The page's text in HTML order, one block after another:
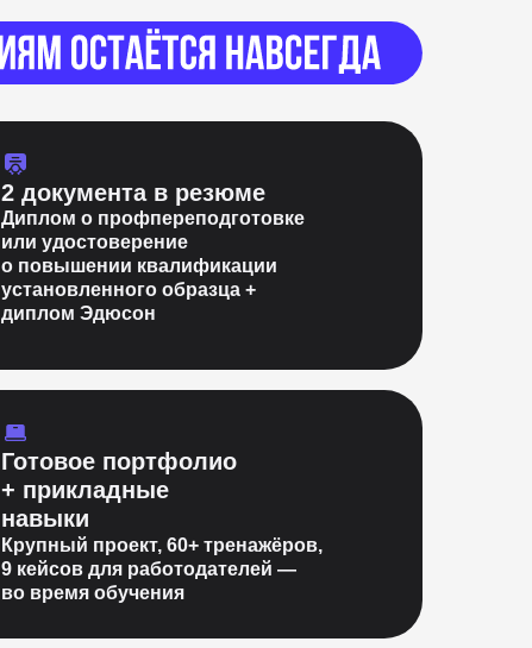
2 документа в резюме
Диплом о профпереподготовке
или удостоверение
о повышении квалификации
установленного образца +
диплом Эдюсон
Готовое портфолио
+ прикладные
навыки
Крупный проект, 60+ тренажёров,
9 кейсов для работодателей —
во время обучения